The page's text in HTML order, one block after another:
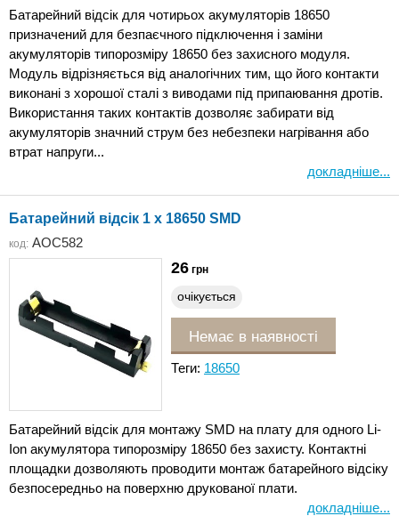
Батарейний відсік для чотирьох акумуляторів 18650
призначений для безпаєчного підключення і заміни
акумуляторів типорозміру 18650 без захисного модуля.
Модуль відрізняється від аналогічних тим, що його контакти
виконані з хорошої сталі з виводами під припаювання дротів.
Використання таких контактів дозволяє забирати від
акумуляторів значний струм без небезпеки нагрівання або
втрат напруги...
докладніше...
Батарейний відсік 1 x 18650 SMD
код: AOC582
26 грн
очікується
Немає в наявності
Теги: 18650
Батарейний відсік для монтажу SMD на плату для одного Li-
Ion акумулятора типорозміру 18650 без захисту. Контактні
площадки дозволяють проводити монтаж батарейного відсіку
безпосередньо на поверхню друкованої плати.
докладніше...